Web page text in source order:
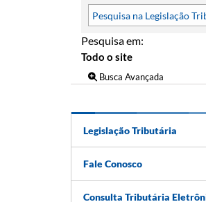
Pesquisa em:
Busca Avançada
Legislação Tributária
Fale Conosco
Consulta Tributária